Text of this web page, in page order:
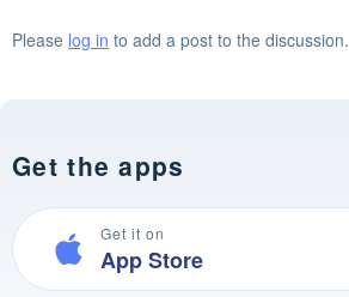
Please log in to add a post to the discussion.
Get the apps
Get it on
App Store